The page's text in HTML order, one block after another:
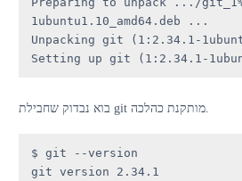
1ubuntu1.10_amd64.deb ...
Unpacking git (1:2.34.1-
Setting up git (1:2.34.1-
$ git --version
git version 2.34.1